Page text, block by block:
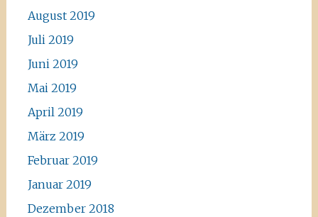
August 2019
Juli 2019
Juni 2019
Mai 2019
April 2019
März 2019
Februar 2019
Januar 2019
Dezember 2018